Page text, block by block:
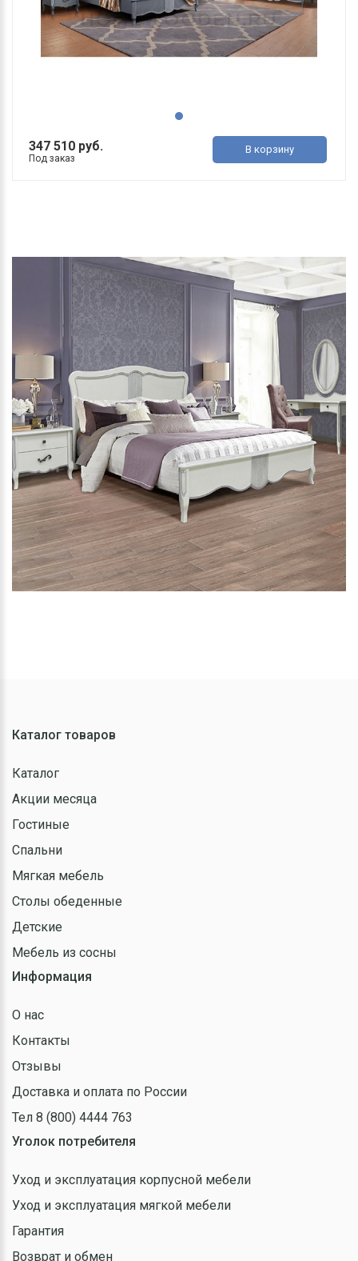
347 510 руб.
Под заказ
В корзину
Каталог товаров
Каталог
Акции месяца
Гостиные
Спальни
Мягкая мебель
Столы обеденные
Детские
Мебель из сосны
Информация
О нас
Контакты
Отзывы
Доставка и оплата по России
Тел 8 (800) 4444 763
Уголок потребителя
Уход и эксплуатация корпусной мебели
Уход и эксплуатация мягкой мебели
Гарантия
Возврат и обмен